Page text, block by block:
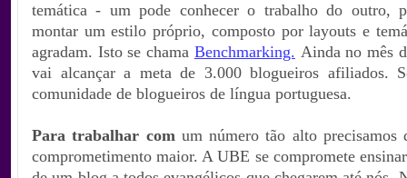
temática - um pode conhecer o trabalho do outro,
montar um estilo próprio, composto por layouts e
agradam. Isto se chama Benchmarking. Ainda no mês
vai alcançar a meta de 3.000 blogueiros afiliados.
comunidade de blogueiros de língua portuguesa.
Para trabalhar com um número tão alto precisamos
comprometimento maior. A UBE se compromete